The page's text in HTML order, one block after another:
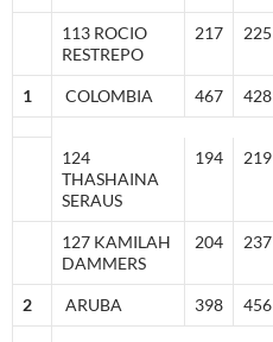
113 ROCIO
RESTREPO
217 225
1 COLOMBIA 467 428
124
THASHAINA
SERAUS
194 219
127 KAMILAH
DAMMERS
204 237
2 ARUBA 398 456